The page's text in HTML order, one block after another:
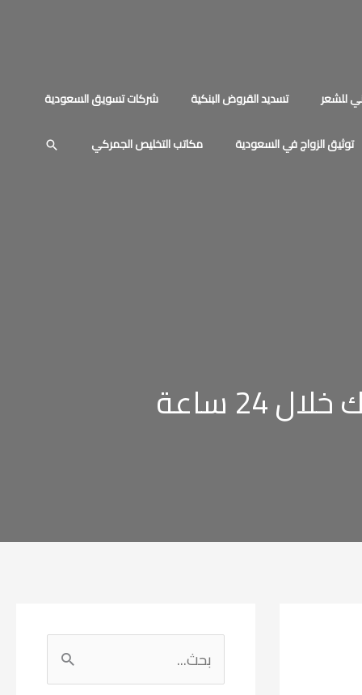
للشعر تسديد القروض البنكية شركات تسويق السعودية
توثيق الزواج في السعودية مكاتب التخليص الجمركي
ساعة
ل